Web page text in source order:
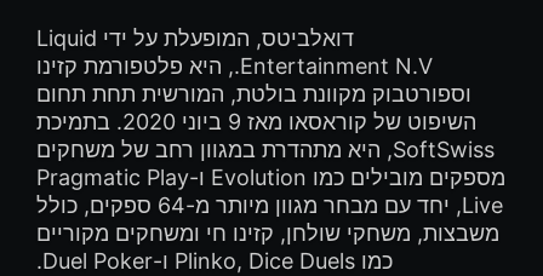
דואלביטס, המופעלת על ידי Liquid
Entertainment N.V., היא פלטפורמת קזינו
וספורטבוק מקוונת בולטת, המורשית תחת תחום
השיפוט של קוראסאו מאז 9 ביוני 2020. בתמיכת
SoftSwiss, היא מתהדרת במגוון רחב של משחקים
מספקים מובילים כמו Evolution ו-Pragmatic Play
Live, יחד עם מבחר מגוון מיותר מ-64 ספקים, כולל
משבצות, משחקי שולחן, קזינו חי ומשחקים מקוריים
כמו Plinko, Dice Duels ו-Duel Poker.